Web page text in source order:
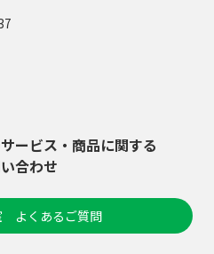
ービス・商品に関する
合わせ
よくあるご質問